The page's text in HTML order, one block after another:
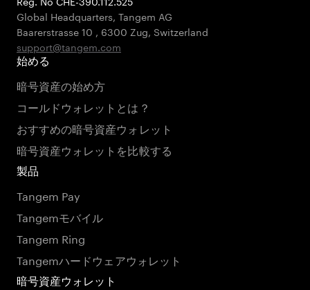
Global Headquarters, Tangem AG
Baarerstrasse 10 , 6300 Zug, Switzerland
support@tangem.com
始める
暗号資産の始め方
コールドウォレットとは？
おすすめの暗号資産ウォレット
暗号資産ウォレットを比較する
製品
Tangem Pay
Tangemモバイル
Tangem Ring
Tangemハードウェアウォレット
暗号資産ウォレット